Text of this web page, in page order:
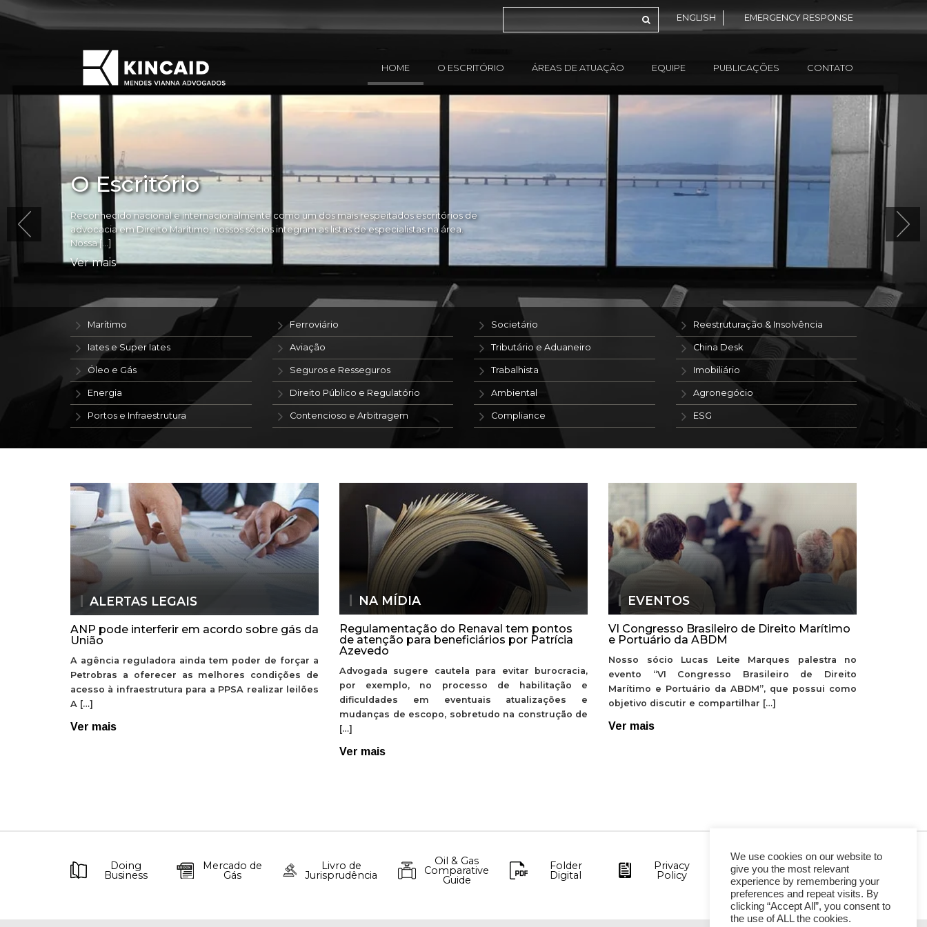
ENGLISH EMERGENCY RESPONSE
HOME O ESCRITÓRIO ÁREAS DE ATUAÇÃO EQUIPE PUBLICAÇÕES CONTATO
O Escritório
Reconhecido nacional e internacionalmente como um dos mais respeitados escritórios de
advocacia em Direito Marítimo, nossos sócios integram as listas de especialistas na área.
Nossa […]
Ver mais
Marítimo
Iates e Super Iates
Óleo e Gás
Energia
Portos e Infraestrutura
Ferroviário
Aviação
Seguros e Resseguros
Direito Público e Regulatório
Contencioso e Arbitragem
Societário
Tributário e Aduaneiro
Trabalhista
Ambiental
Compliance
Reestruturação & Insolvência
China Desk
Imobiliário
Agronegócio
ESG
ALERTAS LEGAIS
ANP pode interferir em acordo sobre gás da
União
A agência reguladora ainda tem poder de forçar a
Petrobras a oferecer as melhores condições de
acesso à infraestrutura para a PPSA realizar leilões
A […]
Ver mais
NA MÍDIA
Regulamentação do Renaval tem pontos
de atenção para beneficiários por Patrícia
Azevedo
Advogada sugere cautela para evitar burocracia,
por exemplo, no processo de habilitação e
dificuldades em eventuais atualizações e
mudanças de escopo, sobretudo na construção de
[…]
Ver mais
EVENTOS
VI Congresso Brasileiro de Direito Marítimo
e Portuário da ABDM
Nosso sócio Lucas Leite Marques palestra no
evento “VI Congresso Brasileiro de Direito
Marítimo e Portuário da ABDM”, que possui como
objetivo discutir e compartilhar […]
Ver mais
Doing
Business
Mercado de
Gás
Livro de
Jurisprudência
Oil & Gas
Comparative
Guide
Folder
Digital
Privacy
Policy
We use cookies on our website to
give you the most relevant
experience by remembering your
preferences and repeat visits. By
clicking “Accept All”, you consent to
the use of ALL the cookies.